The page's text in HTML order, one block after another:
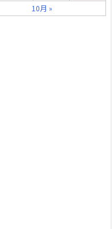
10月 »